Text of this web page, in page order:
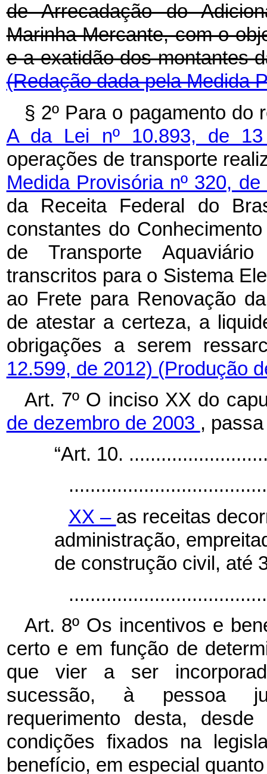
de Arrecadação do
Marinha Mercante, com o
e a exatidão dos montantes
(Redação dada pela Medida
§ 2º Para o pagamento
A da Lei nº 10.893, de
operações de transporte
Medida Provisória nº 320,
da Receita Federal do
constantes do
de Transporte
transcritos para o Sistema
ao Frete para Renovação
de atestar a certeza, a
obrigações a serem
12.599, de 2012) (Produção
Art. 7º O inciso XX do
de dezembro de 2003 ,
“Art. 10.
XX – as receitas
administração,
de construção civil, até
Art. 8º Os incentivos e
certo e em função de
que vier a ser
sucessão, à pessoa
requerimento desta,
condições fixados na
benefício, em especial